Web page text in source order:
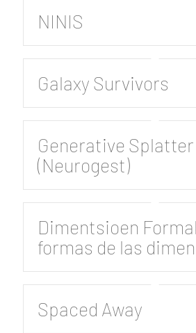
NINIS
Galaxy Survivors
Generative
(Neurogest)
Dimentsioen
formas de las
Spaced Away